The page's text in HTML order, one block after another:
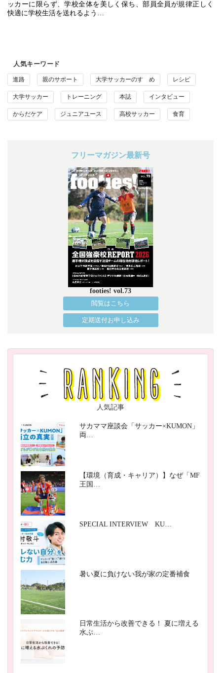
ッカーに限らず、学校全体を美しく保ち、部員全員が規律正しく
快適に学校生活を送れるよう…
人気キーワード
進路 親のサポート 大学サッカーのすゝめ レシピ
大学サッカー トレーニング 本誌 インタビュー
からだケア ジュニアユース 高校サッカー 食育
フリーマガジン最新号
footies! vol.73
閲覧はこちら
定期送付お申し込み
人気記事
サカママ座談会「サッカー×KUMON」
両…
【環境（育成・キャリア）】なぜ「MF
王国…
SPECIAL INTERVIEW KU…
暑い夏に負けない我が家の定番補食
日常生活から改善できる！ 夏に増える
水ぶ…